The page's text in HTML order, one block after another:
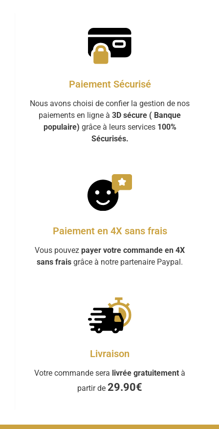
Paiement Sécurisé
Nous avons choisi de confier la gestion de nos
paiements en ligne à 3D sécure ( Banque
populaire) grâce à leurs services 100%
Sécurisés.
Paiement en 4X sans frais
Vous pouvez payer votre commande en 4X
sans frais grâce à notre partenaire Paypal.
Livraison
Votre commande sera livrée gratuitement à
partir de 29.90€